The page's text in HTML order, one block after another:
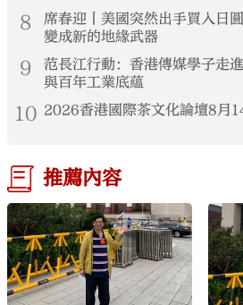
8
席春迎丨美國突然出手買入日
變成新的地緣武器
9
范長江行動：香港傳媒學子走
與百年工業底蘊
10 2026香港國際茶文化論壇8月
推薦內容